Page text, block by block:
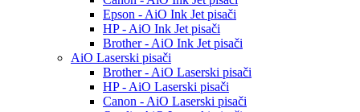
Epson - AiO Ink Jet pisači
HP - AiO Ink Jet pisači
Brother - AiO Ink Jet pisači
AiO Laserski pisači
Brother - AiO Laserski pisači
HP - AiO Laserski pisači
Canon - AiO Laserski pisači